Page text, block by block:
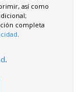
así como
completa
.